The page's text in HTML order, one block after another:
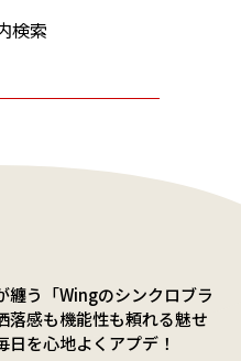
検索
纏う「Wingのシンクロブラ
落感も機能性も頼れる魅せ
日を心地よくアプデ！